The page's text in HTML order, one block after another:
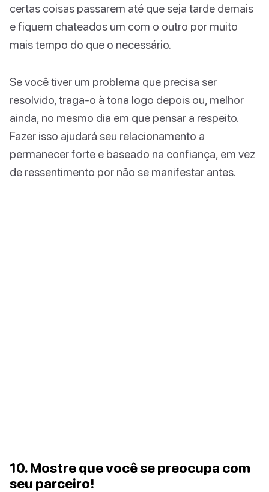
certas coisas passarem até que seja tarde demais
e fiquem chateados um com o outro por muito
mais tempo do que o necessário.
Se você tiver um problema que precisa ser
resolvido, traga-o à tona logo depois ou, melhor
ainda, no mesmo dia em que pensar a respeito.
Fazer isso ajudará seu relacionamento a
permanecer forte e baseado na confiança, em vez
de ressentimento por não se manifestar antes.
10. Mostre que você se preocupa com
seu parceiro!